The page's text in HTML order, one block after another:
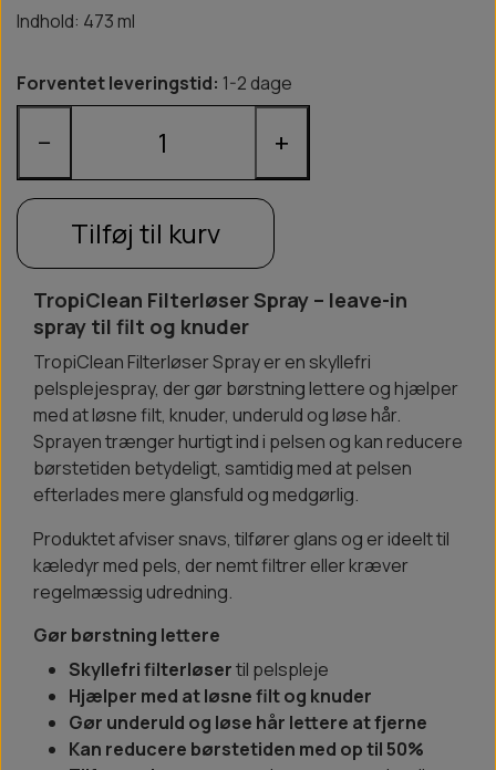
Indhold: 473 ml
Forventet leveringstid: 1-2 dage
− +
Tilføj til kurv
TropiClean Filterløser Spray – leave-in
spray til filt og knuder
TropiClean Filterløser Spray er en skyllefri
pelsplejespray, der gør børstning lettere og hjælper
med at løsne filt, knuder, underuld og løse hår.
Sprayen trænger hurtigt ind i pelsen og kan reducere
børstetiden betydeligt, samtidig med at pelsen
efterlades mere glansfuld og medgørlig.
Produktet afviser snavs, tilfører glans og er ideelt til
kæledyr med pels, der nemt filtrer eller kræver
regelmæssig udredning.
Gør børstning lettere
Skyllefri filterløsertil pelspleje
Hjælper med at løsne filt og knuder
Gør underuld og løse hår lettere at fjerne
Kan reducere børstetiden med op til 50%